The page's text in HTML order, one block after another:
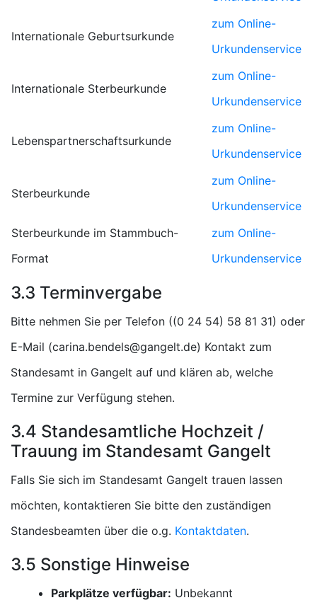
Internationale Geburtsurkunde
zum Online-
Urkundenservice
Internationale Sterbeurkunde
zum Online-
Urkundenservice
Lebenspartnerschaftsurkunde
zum Online-
Urkundenservice
Sterbeurkunde
zum Online-
Urkundenservice
Sterbeurkunde im Stammbuch-
Format
zum Online-
Urkundenservice
3.3 Terminvergabe
Bitte nehmen Sie per Telefon (
) oder
E-Mail (
) Kontakt zum
Standesamt in Gangelt auf und klären ab, welche
Termine zur Verfügung stehen.
3.4 Standesamtliche Hochzeit /
Trauung im Standesamt Gangelt
Falls Sie sich im Standesamt Gangelt trauen lassen
möchten, kontaktieren Sie bitte den zuständigen
Standesbeamten über die o.g. Kontaktdaten.
3.5 Sonstige Hinweise
Parkplätze verfügbar: Unbekannt